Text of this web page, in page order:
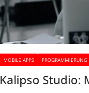
MOBILE APPS PROGRAMMIERUNG
Kalipso Studio: